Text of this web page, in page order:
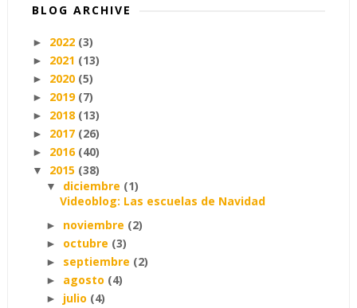
BLOG ARCHIVE
► 2022 (3)
► 2021 (13)
► 2020 (5)
► 2019 (7)
► 2018 (13)
► 2017 (26)
► 2016 (40)
▼ 2015 (38)
▼ diciembre (1)
Videoblog: Las escuelas de Navidad
► noviembre (2)
► octubre (3)
► septiembre (2)
► agosto (4)
► julio (4)